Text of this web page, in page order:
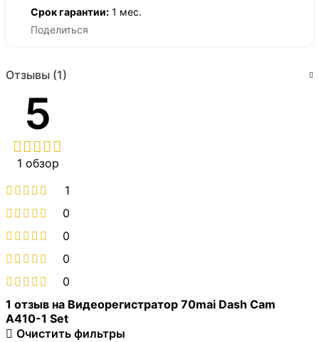
Срок гарантии: 1 мес.
Поделиться
Отзывы (1)
5
1 обзор
1
0
0
0
0
1 отзыв на Видеорегистратор 70mai Dash Cam
A410-1 Set
Очистить фильтры